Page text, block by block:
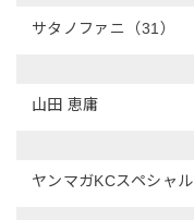
サタノファニ（31）
山田 恵庸
ヤンマガKCスペシャル